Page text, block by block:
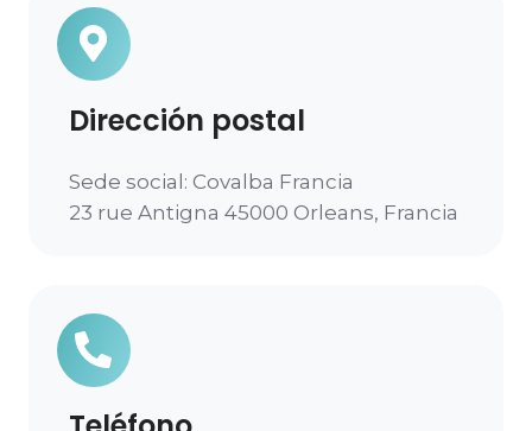
Dirección postal
Sede social: Covalba Francia
23 rue Antigna 45000 Orleans, Francia